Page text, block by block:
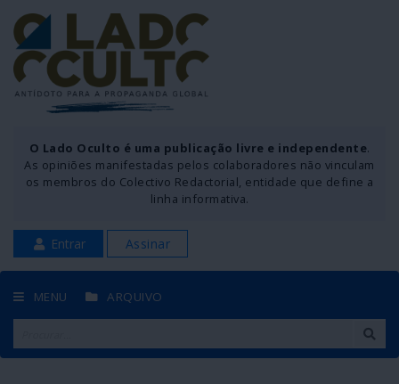
O Lado Oculto é uma publicação livre e independente.
As opiniões manifestadas pelos colaboradores não vinculam
os membros do Colectivo Redactorial, entidade que define a
linha informativa.
Entrar Assinar
MENU ARQUIVO